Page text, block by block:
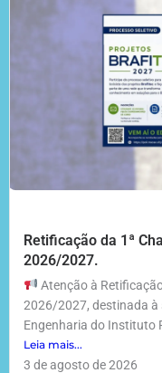
Retificação da 1ª
2026/2027.
Atenção à
2026/2027, destinada à
Engenharia do Instituto
Leia mais...
3 de agosto de 2026